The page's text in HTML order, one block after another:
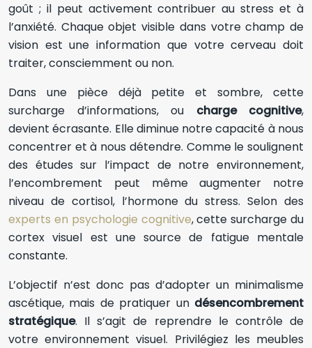
goût ; il peut activement contribuer au stress et à
l’anxiété. Chaque objet visible dans votre champ de
vision est une information que votre cerveau doit
traiter, consciemment ou non.
Dans une pièce déjà petite et sombre, cette
surcharge d’informations, ou charge cognitive,
devient écrasante. Elle diminue notre capacité à nous
concentrer et à nous détendre. Comme le soulignent
des études sur l’impact de notre environnement,
l’encombrement peut même augmenter notre
niveau de cortisol, l’hormone du stress. Selon des
experts en psychologie cognitive, cette surcharge du
cortex visuel est une source de fatigue mentale
constante.
L’objectif n’est donc pas d’adopter un minimalisme
ascétique, mais de pratiquer un désencombrement
stratégique. Il s’agit de reprendre le contrôle de
votre environnement visuel. Privilégiez les meubles